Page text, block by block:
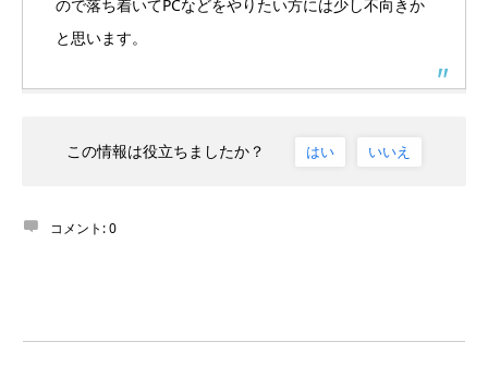
ので落ち着いてPCなどをやりたい方には少し不向きか
と思います。
この情報は役立ちましたか？ はい いいえ
コメント:0